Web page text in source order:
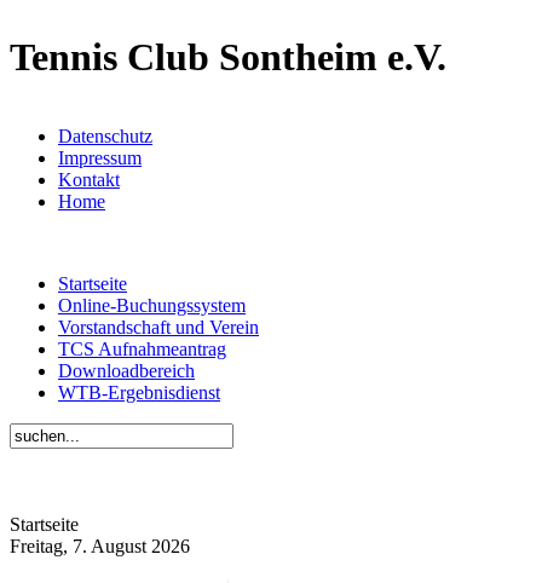
Tennis Club Sontheim e.V.
Datenschutz
Impressum
Kontakt
Home
Startseite
Online-Buchungssystem
Vorstandschaft und Verein
TCS Aufnahmeantrag
Downloadbereich
WTB-Ergebnisdienst
Startseite
Freitag, 7. August 2026